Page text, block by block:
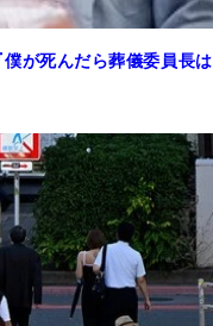
が死んだら葬儀委員長は